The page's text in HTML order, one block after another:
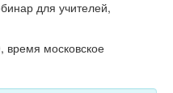
для учителей,
время московское